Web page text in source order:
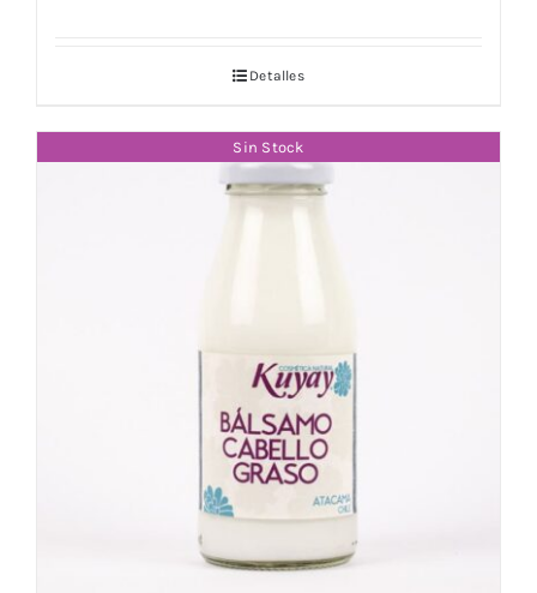
Detalles
Sin Stock